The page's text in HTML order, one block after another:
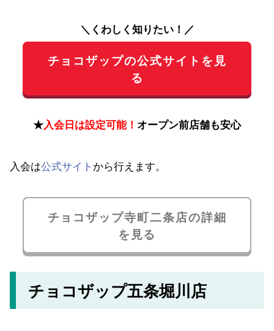
＼くわしく知りたい！／
チョコザップの公式サイトを見
る
★入会日は設定可能！ オープン前店舗も安心
入会は公式サイト から行えます。
チョコザップ寺町二条店の詳細
を見る
チョコザップ五条堀川店